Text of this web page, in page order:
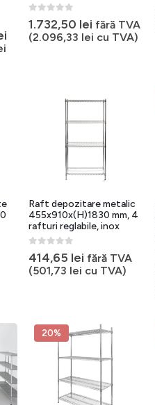
Prețul
curent
0 out of 5
1.732,50 lei fără TVA
(2.096,33 lei cu TVA)
Raft depozitare metalic
455x910x(H)1830 mm, 4
rafturi reglabile, inox
0out of 5
414,65 lei fără TVA
(501,73 lei cu TVA)
20%